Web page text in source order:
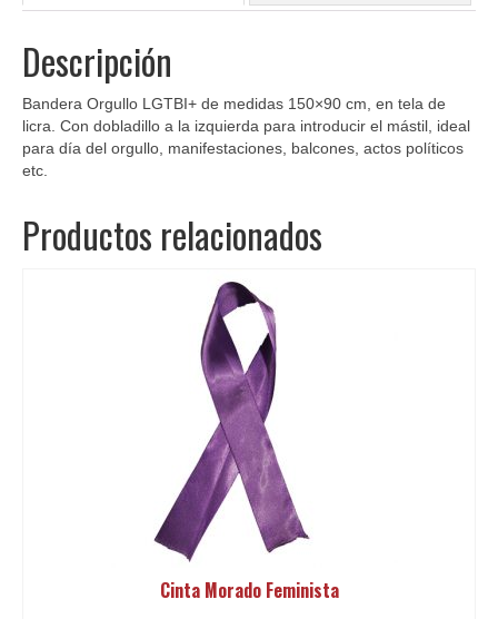
Descripción
Bandera Orgullo LGTBI+ de medidas 150×90 cm, en tela de
licra. Con dobladillo a la izquierda para introducir el mástil, ideal
para día del orgullo, manifestaciones, balcones, actos políticos
etc.
Productos relacionados
Cinta Morado Feminista